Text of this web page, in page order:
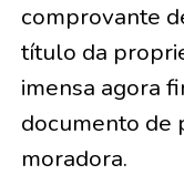
comprovante
título da
imensa agora
documento de
moradora.